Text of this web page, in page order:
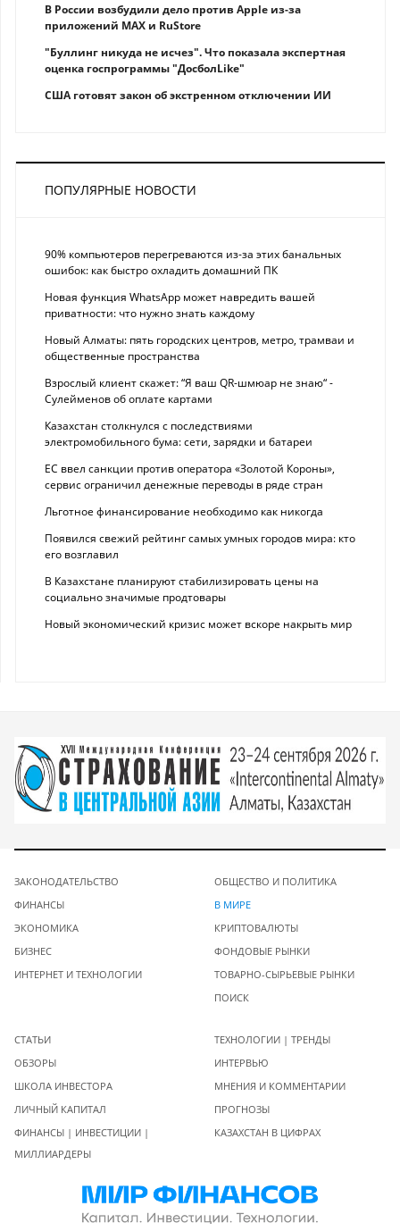
В России возбудили дело против Apple из-за
приложений MAX и RuStore
"Буллинг никуда не исчез". Что показала экспертная
оценка госпрограммы "ДосболLike"
США готовят закон об экстренном отключении ИИ
ПОПУЛЯРНЫЕ НОВОСТИ
90% компьютеров перегреваются из-за этих банальных
ошибок: как быстро охладить домашний ПК
Новая функция WhatsApp может навредить вашей
приватности: что нужно знать каждому
Новый Алматы: пять городских центров, метро, трамваи и
общественные пространства
Взрослый клиент скажет: “Я ваш QR-шмюар не знаю“ -
Сулейменов об оплате картами
Казахстан столкнулся с последствиями
электромобильного бума: сети, зарядки и батареи
ЕС ввел санкции против оператора «Золотой Короны»,
сервис ограничил денежные переводы в ряде стран
Льготное финансирование необходимо как никогда
Появился свежий рейтинг самых умных городов мира: кто
его возглавил
В Казахстане планируют стабилизировать цены на
социально значимые продтовары
Новый экономический кризис может вскоре накрыть мир
ЗАКОНОДАТЕЛЬСТВО
ФИНАНСЫ
ЭКОНОМИКА
БИЗНЕС
ИНТЕРНЕТ И ТЕХНОЛОГИИ
ОБЩЕСТВО И ПОЛИТИКА
В МИРЕ
КРИПТОВАЛЮТЫ
ФОНДОВЫЕ РЫНКИ
ТОВАРНО-СЫРЬЕВЫЕ РЫНКИ
ПОИСК
СТАТЬИ
ОБЗОРЫ
ШКОЛА ИНВЕСТОРА
ЛИЧНЫЙ КАПИТАЛ
ФИНАНСЫ | ИНВЕСТИЦИИ |
МИЛЛИАРДЕРЫ
ТЕХНОЛОГИИ | ТРЕНДЫ
ИНТЕРВЬЮ
МНЕНИЯ И КОММЕНТАРИИ
ПРОГНОЗЫ
КАЗАХСТАН В ЦИФРАХ